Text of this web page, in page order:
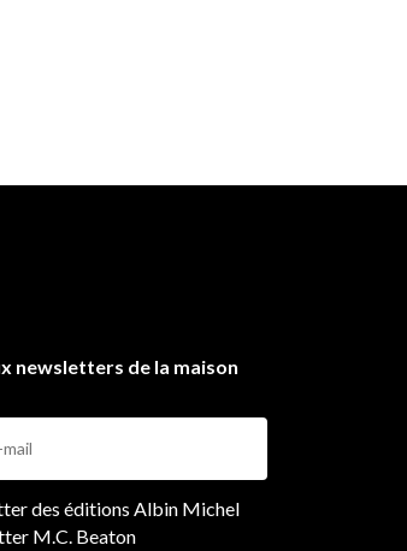
newsletters de la maison
des éditions Albin Michel
M.C. Beaton